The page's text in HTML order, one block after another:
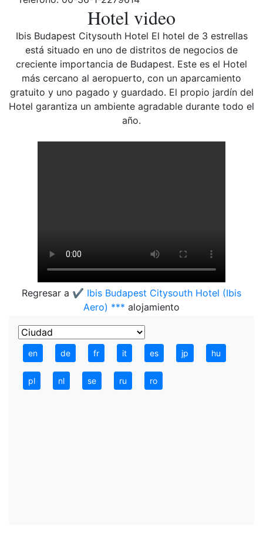
Hotel video
Ibis Budapest Citysouth Hotel El hotel de 3 estrellas
está situado en uno de distritos de negocios de
creciente importancia de Budapest. Este es el Hotel
más cercano al aeropuerto, con un aparcamiento
gratuito y uno pagado y guardado. El propio jardín del
Hotel garantiza un ambiente agradable durante todo el
año.
Regresar a ✔️ Ibis Budapest Citysouth Hotel (Ibis
Aero) *** alojamiento
en de fr it es jp hu
pl nl se ru ro